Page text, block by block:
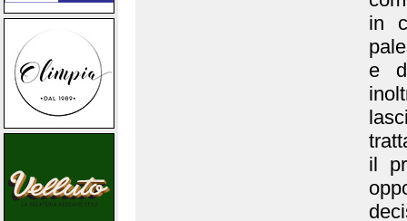
in
e
il